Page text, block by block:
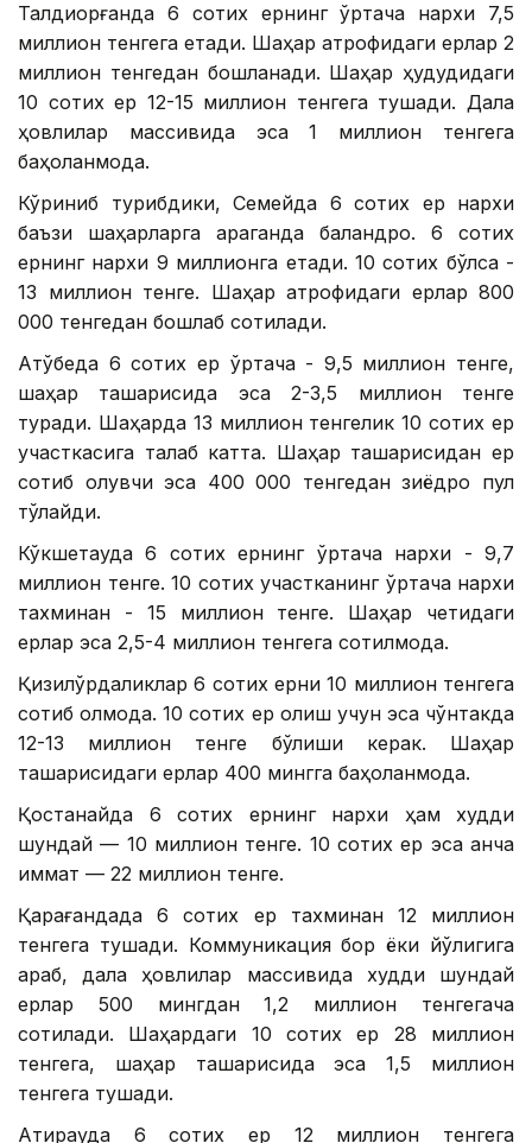
Талдиқорғанда 6 сотих ернинг ўртача нархи 7,5
миллион тенгега етади. Шаҳар атрофидаги ерлар 2
миллион тенгедан бошланади. Шаҳар ҳудудидаги
10 сотих ер 12-15 миллион тенгега тушади. Дала
ҳовлилар массивида эса 1 миллион тенгега
баҳоланмоқда.
Кўриниб турибдики, Семейда 6 сотих ер нархи
баъзи шаҳарларга қараганда баландроқ. 6 сотих
ернинг нархи 9 миллионга етади. 10 сотих бўлса -
13 миллион тенге. Шаҳар атрофидаги ерлар 800
000 тенгедан бошлаб сотилади.
Ақтўбеда 6 сотих ер ўртача - 9,5 миллион тенге,
шаҳар ташқарисида эса 2-3,5 миллион тенге
туради. Шаҳарда 13 миллион тенгелик 10 сотих ер
участкасига талаб катта. Шаҳар ташқарисидан ер
сотиб олувчи эса 400 000 тенгедан зиёдроқ пул
тўлайди.
Кўкшетауда 6 сотих ернинг ўртача нархи - 9,7
миллион тенге. 10 сотих участканинг ўртача нархи
тахминан - 15 миллион тенге. Шаҳар четидаги
ерлар эса 2,5-4 миллион тенгега сотилмоқда.
Қизилўрдаликлар 6 сотих ерни 10 миллион тенгега
сотиб олмоқда. 10 сотих ер олиш учун эса чўнтакда
12-13 миллион тенге бўлиши керак. Шаҳар
ташқарисидаги ерлар 400 мингга баҳоланмоқда.
Қостанайда 6 сотих ернинг нархи ҳам худди
шундай — 10 миллион тенге. 10 сотих ер эса анча
қиммат — 22 миллион тенге.
Қарағандада 6 сотих ер тахминан 12 миллион
тенгега тушади. Коммуникация бор ёки йўқлигига
қараб, дала ҳовлилар массивида худди шундай
ерлар 500 мингдан 1,2 миллион тенгегача
сотилади. Шаҳардаги 10 сотих ер 28 миллион
тенгега, шаҳар ташқарисида эса 1,5 миллион
тенгега тушади.
Атирауда 6 сотих ер 12 миллион тенгега